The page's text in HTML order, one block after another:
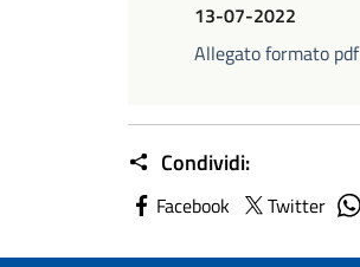
13-07-2022
Allegato formato pdf
Condividi:
Facebook Twitter